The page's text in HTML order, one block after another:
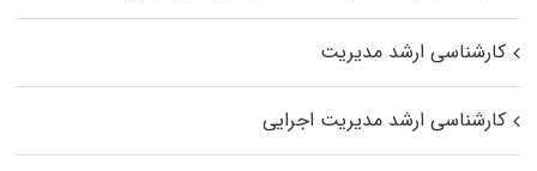
کارشناسی ارشد مدیریت
کارشناسی ارشد مدیریت اجرایی